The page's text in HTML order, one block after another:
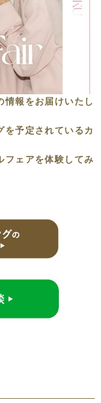
情報をお届けいたし
を予定されているカ
フェアを体験してみ